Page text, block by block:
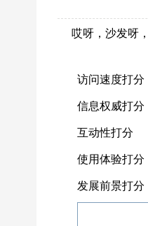
哎呀，沙发呀
访问速度打分
信息权威打分
互动性打分
使用体验打分
发展前景打分